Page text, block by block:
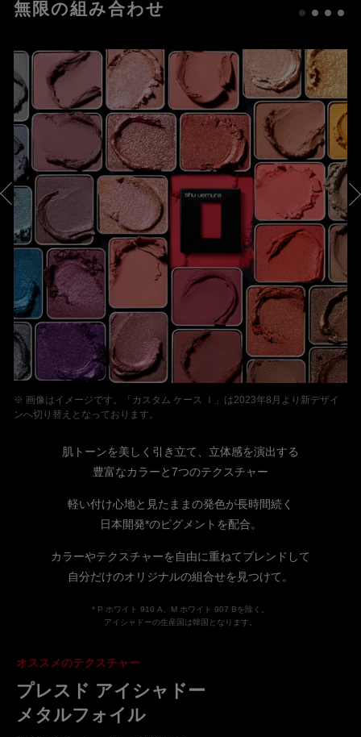
無限の組み合わせ
※ 画像はイメージです。「カスタム ケース Ⅰ」は2023年8月より新デザイ
ンへ切り替えとなっております。
肌トーンを美しく引き立て、立体感を演出する
豊富なカラーと7つのテクスチャー
軽い付け心地と見たままの発色が長時間続く
日本開発*のピグメントを配合。
カラーやテクスチャーを自由に重ねてブレンドして
自分だけのオリジナルの組合せを見つけて。
* P ホワイト 910 A、M ホワイト 907 Bを除く。
アイシャドーの生産国は韓国となります。
オススメのテクスチャー
プレスド アイシャドー
メタルフォイル